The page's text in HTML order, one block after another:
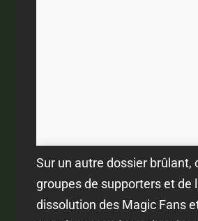
Sur un autre dossier brûlant,
groupes de supporters et de
dissolution des Magic Fans